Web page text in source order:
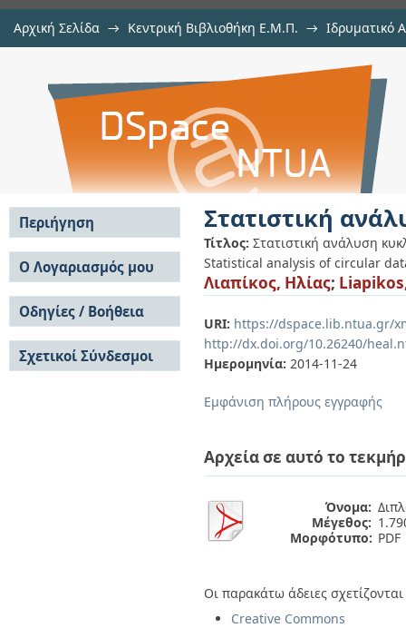
Αρχική Σελίδα → Κεντρική Βιβλιοθήκη Ε.Μ.Π. → Ιδρυματικό
Στατιστική ανάλυση κυκλικών
Στατιστική
Τίτλος: Στατιστική ανάλυση
Statistical analysis of circular
Λιαπίκος, Ηλίας;
URI: https://dspace.lib.ntua.gr/
http://dx.doi.org/10.26240/
Ημερομηνία: 2014-11-24
Εμφάνιση πλήρους εγγραφής
Αρχεία σε αυτό το
Όνομα:
Μέγεθος:
Μορφότυπο: PDF
Οι παρακάτω άδειες
Creative Commons
Περιήγηση
Σε όλο το DSpace
Κοινότητες & Συλλογές
Ανά Ημερομηνία
Έκδοσης
Συγγραφείς
Τίτλοι
Θέματα
Ο Λογαριασμός μου
Σύνδεση
Εγγραφή
Οδηγίες / Βοήθεια
Οδηγίες Υποβολής
Οδηγίες Χρήσης ΙΑ
Συχνές Ερωτήσεις
Σχετικοί Σύνδεσμοι